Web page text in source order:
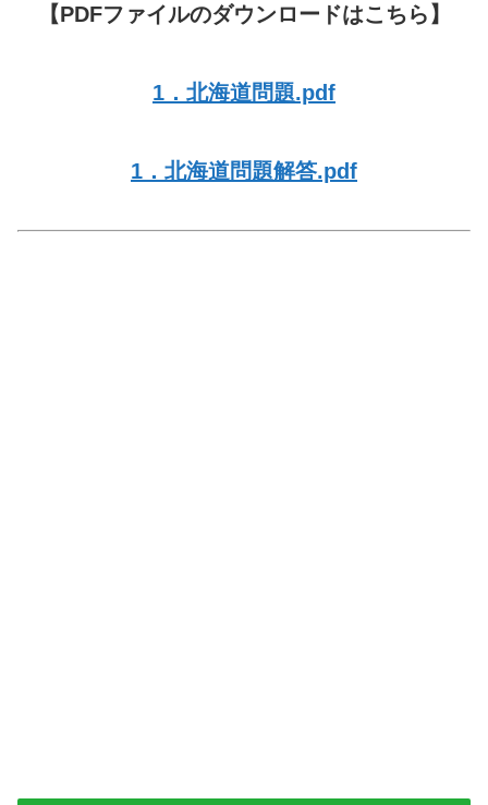
【PDFファイルのダウンロードはこちら】
1．北海道問題.pdf
1．北海道問題解答.pdf